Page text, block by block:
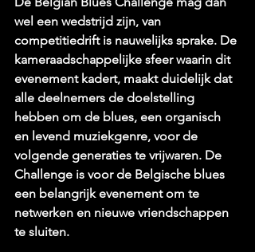
wel een wedstrijd zijn, van
competitiedrift is nauwelijks sprake. De
kameraadschappelijke sfeer waarin dit
evenement kadert, maakt duidelijk dat
alle deelnemers de doelstelling
hebben om de blues, een organisch
en levend muziekgenre, voor de
volgende generaties te vrijwaren. De
Challenge is voor de Belgische blues
een belangrijk evenement om te
netwerken en nieuwe vriendschappen
te sluiten.